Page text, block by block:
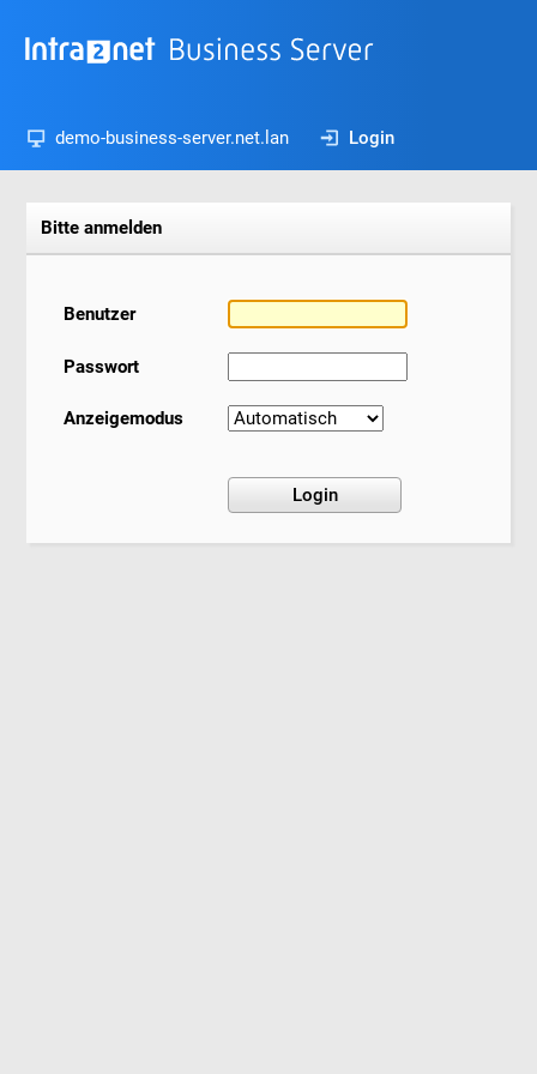
demo-business-server.net.lan Login
Bitte anmelden
Benutzer
Passwort
Anzeigemodus